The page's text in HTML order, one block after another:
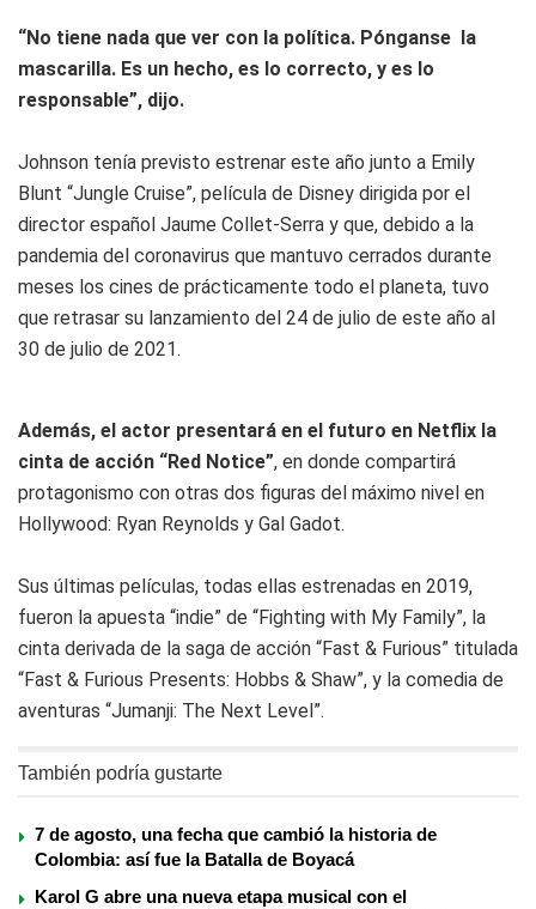
“No tiene nada que ver con la política. Pónganse la
mascarilla. Es un hecho, es lo correcto, y es lo
responsable”, dijo.
Johnson tenía previsto estrenar este año junto a Emily
Blunt “Jungle Cruise”, película de Disney dirigida por el
director español Jaume Collet-Serra y que, debido a la
pandemia del coronavirus que mantuvo cerrados durante
meses los cines de prácticamente todo el planeta, tuvo
que retrasar su lanzamiento del 24 de julio de este año al
30 de julio de 2021.
Además, el actor presentará en el futuro en Netflix la
cinta de acción “Red Notice”, en donde compartirá
protagonismo con otras dos figuras del máximo nivel en
Hollywood: Ryan Reynolds y Gal Gadot.
Sus últimas películas, todas ellas estrenadas en 2019,
fueron la apuesta “indie” de “Fighting with My Family”, la
cinta derivada de la saga de acción “Fast & Furious” titulada
“Fast & Furious Presents: Hobbs & Shaw”, y la comedia de
aventuras “Jumanji: The Next Level”.
También podría gustarte
7 de agosto, una fecha que cambió la historia de
Colombia: así fue la Batalla de Boyacá
Karol G abre una nueva etapa musical con el